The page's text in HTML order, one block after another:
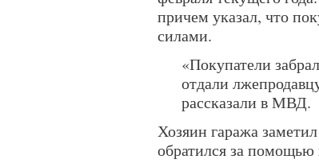
причем указал, что
силами.
«Покупатели
отдали
рассказали в МВД.
Хозяин гаража
обратился за помощью